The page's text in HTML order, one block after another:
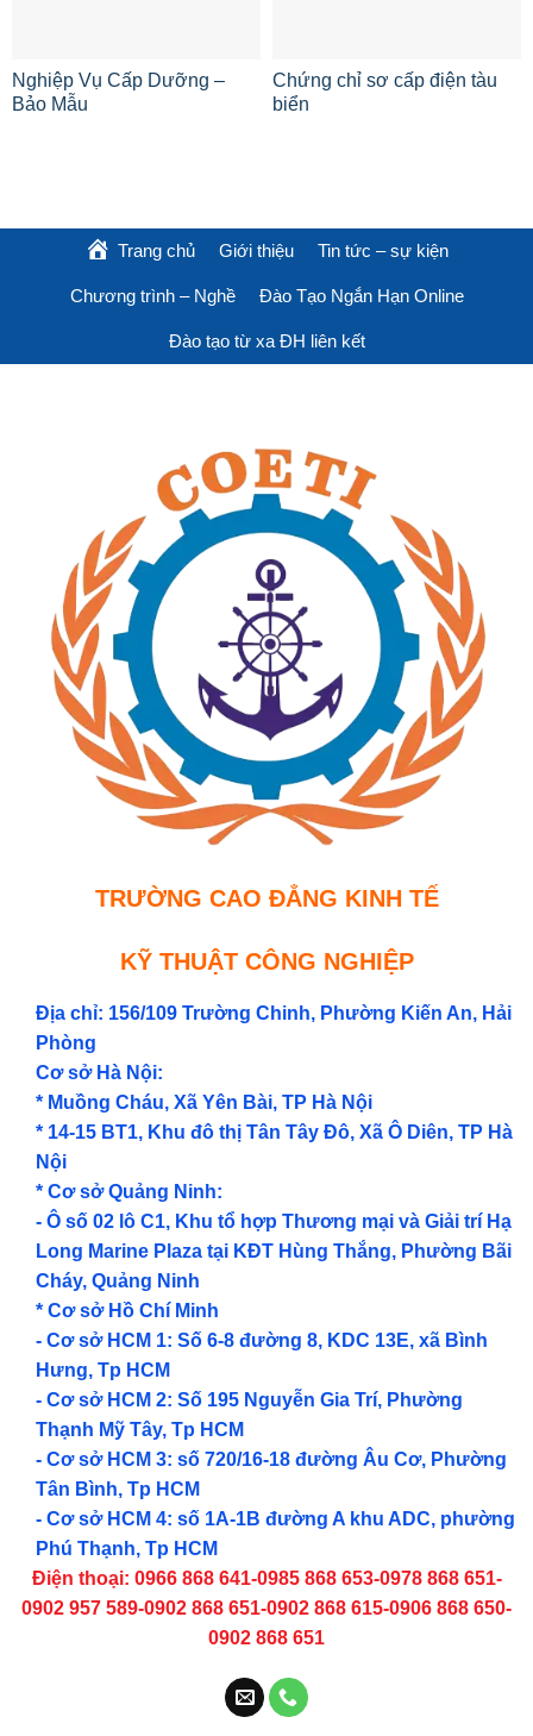
Nghiệp Vụ Cấp Dưỡng –
Bảo Mẫu
Chứng chỉ sơ cấp điện tàu
biển
Trang chủ Giới thiệu Tin tức – sự kiện
Chương trình – Nghề Đào Tạo Ngắn Hạn Online
Đào tạo từ xa ĐH liên kết
TRƯỜNG CAO ĐẲNG KINH TẾ
KỸ THUẬT CÔNG NGHIỆP
Địa chỉ: 156/109 Trường Chinh, Phường Kiến An, Hải
Phòng
Cơ sở Hà Nội:
* Muồng Cháu, Xã Yên Bài, TP Hà Nội
* 14-15 BT1, Khu đô thị Tân Tây Đô, Xã Ô Diên, TP Hà
Nội
* Cơ sở Quảng Ninh:
- Ô số 02 lô C1, Khu tổ hợp Thương mại và Giải trí Hạ
Long Marine Plaza tại KĐT Hùng Thắng, Phường Bãi
Cháy, Quảng Ninh
* Cơ sở Hồ Chí Minh
- Cơ sở HCM 1: Số 6-8 đường 8, KDC 13E, xã Bình
Hưng, Tp HCM
- Cơ sở HCM 2: Số 195 Nguyễn Gia Trí, Phường
Thạnh Mỹ Tây, Tp HCM
- Cơ sở HCM 3: số 720/16-18 đường Âu Cơ, Phường
Tân Bình, Tp HCM
- Cơ sở HCM 4: số 1A-1B đường A khu ADC, phường
Phú Thạnh, Tp HCM
Điện thoại: 0966 868 641-0985 868 653-0978 868 651-
0902 957 589-0902 868 651-0902 868 615-0906 868 650-
0902 868 651